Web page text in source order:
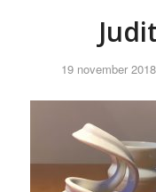
19 november 2018